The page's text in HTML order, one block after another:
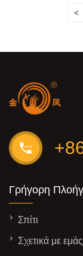
<
Γρήγορη
Σπίτι
Σχετικά με εμάς